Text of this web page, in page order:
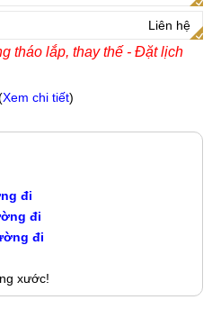
Liên hệ
tháo lắp, thay thế - Đặt lịch
Xem chi tiết)
đi
đi
đi
xước!